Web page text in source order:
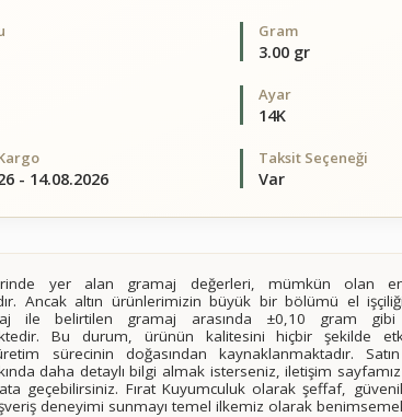
Gram
3.00 gr
Ayar
14K
- 14.08.2026
Taksit Seçeneği
Var
yer alan gramaj değerleri, mümkün olan
Ancak altın ürünlerimizin büyük bir bölümü el
ile belirtilen gramaj arasında ±0,10 gram gibi
Bu durum, ürünün kalitesini hiçbir şekilde
sürecinin doğasından kaynaklanmaktadır. Satın
daha detaylı bilgi almak isterseniz, iletişim
geçebilirsiniz. Fırat Kuyumculuk olarak şeffaf,
deneyimi sunmayı temel ilkemiz olarak